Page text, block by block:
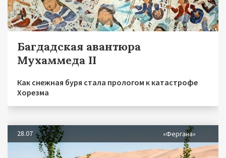
Багдадская авантюра
Мухаммеда II
Как снежная буря стала прологом к катастрофе
Хорезма
28.07 «Фергана»